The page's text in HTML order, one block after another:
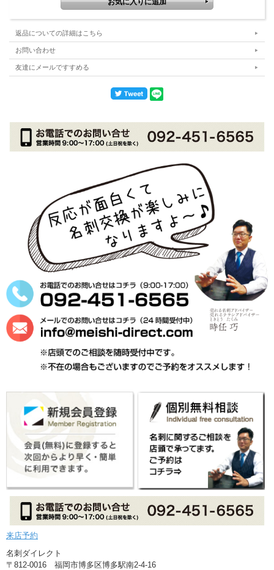
返品についての詳細はこちら
お問い合わせ
友達にメールですすめる
来店予約
名刺ダイレクト
〒812-0016 福岡市博多区博多駅南2-4-16